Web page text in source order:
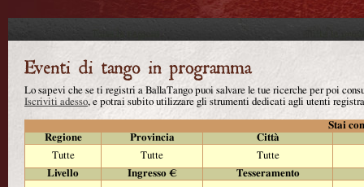
Lo sapevi che se ti registri a BallaTango puoi salvare le tue ricerche per poi
Iscriviti adesso, e potrai subito utilizzare gli strumenti dedicati agli utenti
Stai
Regione
Provincia
Città
Tutte
Tutte
Tutte
Livello
Ingresso €
Tesseramento